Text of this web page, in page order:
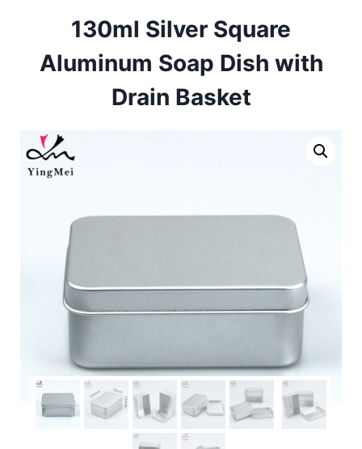
130ml Silver Square
Aluminum Soap Dish with
Drain Basket